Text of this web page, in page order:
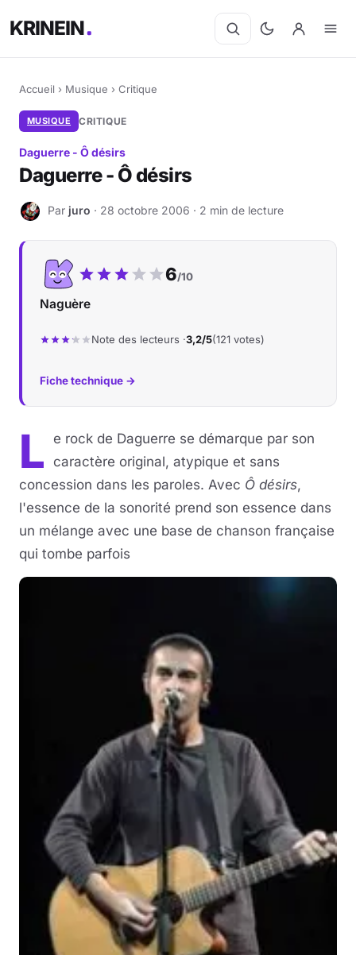
KRINEIN
Accueil › Musique › Critique
MUSIQUE CRITIQUE
Daguerre - Ô désirs
Daguerre - Ô désirs
J Par juro · 28 octobre 2006 · 2 min de lecture
Notre note :
6/10
Naguère
Note des lecteurs ·3,2/5(121 votes)
Fiche technique →
L
e rock de Daguerre se démarque par son
caractère original, atypique et sans
concession dans les paroles. Avec Ô désirs,
l'essence de la sonorité prend son essence dans
un mélange avec une base de chanson française
qui tombe parfois